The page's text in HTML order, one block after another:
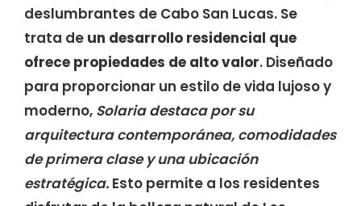
deslumbrantes de Cabo San Lucas. Se
trata de un desarrollo residencial que
ofrece propiedades de alto valor. Diseñado
para proporcionar un estilo de vida lujoso y
moderno, Solaria destaca por su
arquitectura contemporánea, comodidades
de primera clase y una ubicación
estratégica. Esto permite a los residentes